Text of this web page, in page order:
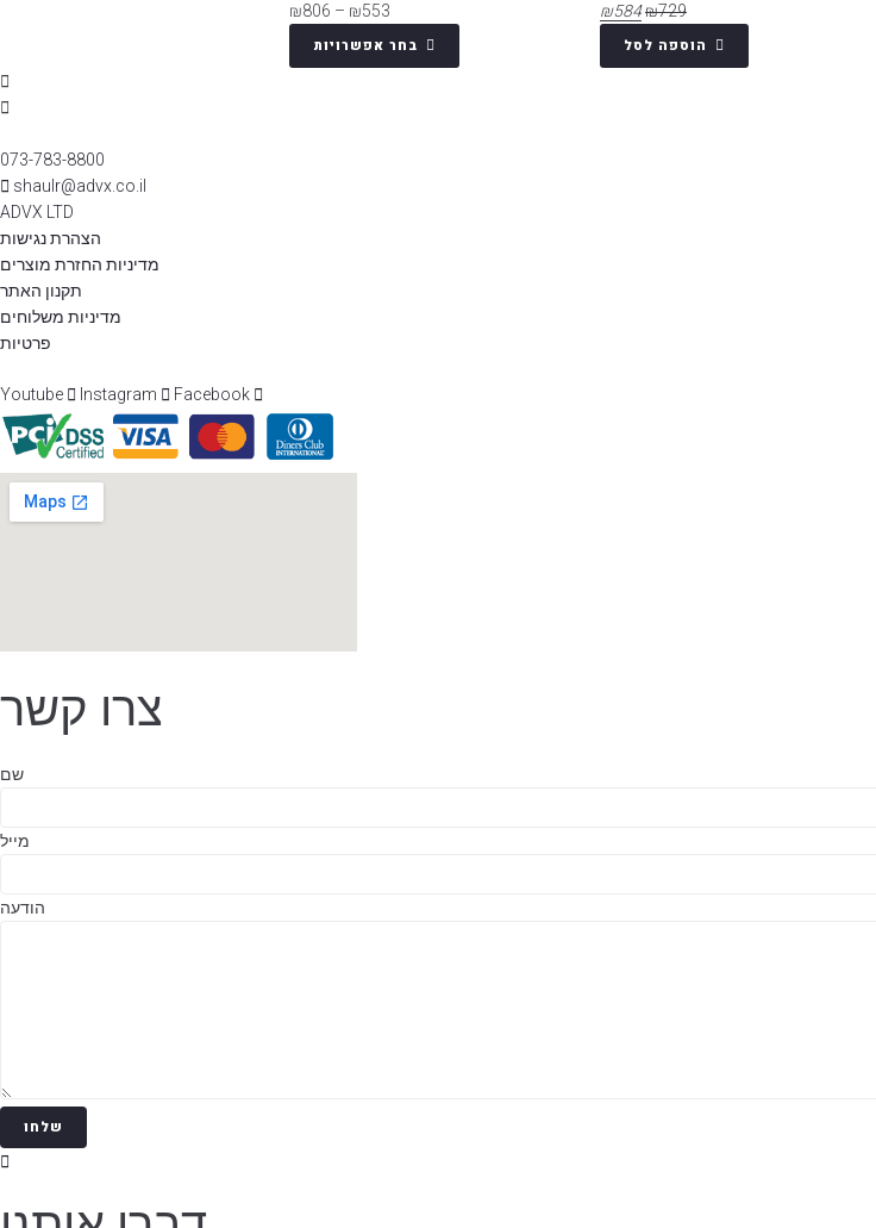
₪729
₪584
הוספה לסל
₪553
–
₪806
בחר אפשרויות
073-783-8800
shaulr@advx.co.il
ADVX LTD
הצהרת נגישות
מדיניות החזרת מוצרים
תקנון האתר
מדיניות משלוחים
פרטיות
Youtube Instagram Facebook
צרו קשר
שם
מייל
הודעה
שלחו
חפש מוצרים על פי סוג האופנוע